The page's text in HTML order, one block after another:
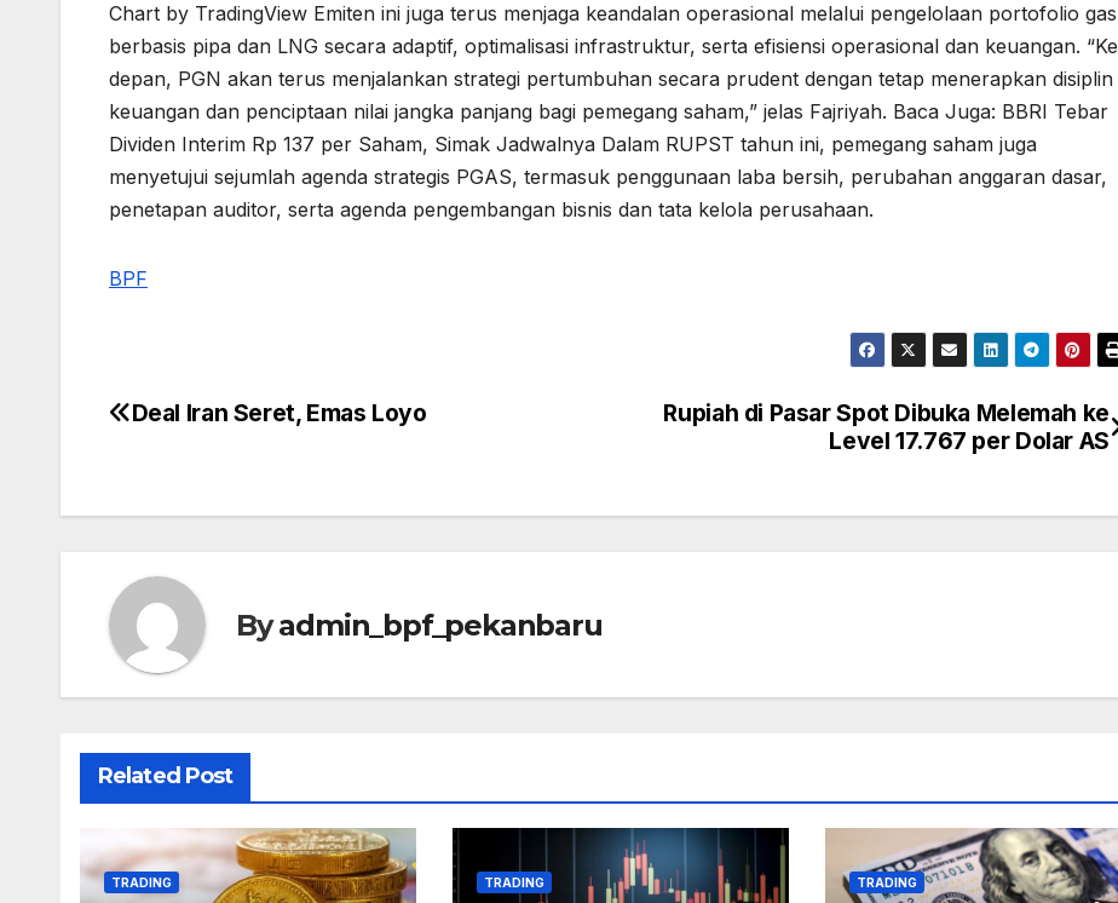
Chart by TradingView Emiten ini juga terus menjaga keandalan operasional melalui pengelolaan portofolio gas
berbasis pipa dan LNG secara adaptif, optimalisasi infrastruktur, serta efisiensi operasional dan keuangan. “Ke
depan, PGN akan terus menjalankan strategi pertumbuhan secara prudent dengan tetap menerapkan disiplin
keuangan dan penciptaan nilai jangka panjang bagi pemegang saham,” jelas Fajriyah. Baca Juga: BBRI Tebar
Dividen Interim Rp 137 per Saham, Simak Jadwalnya Dalam RUPST tahun ini, pemegang saham juga
menyetujui sejumlah agenda strategis PGAS, termasuk penggunaan laba bersih, perubahan anggaran dasar,
penetapan auditor, serta agenda pengembangan bisnis dan tata kelola perusahaan.
BPF
Post
Rupiah di Pasar Spot Dibuka Melemah ke
Level 17.767 per Dolar AS
Deal Iran Seret, Emas Loyo
Byadmin_bpf_pekanbaru
Related Post
TRADING TRADING TRADING